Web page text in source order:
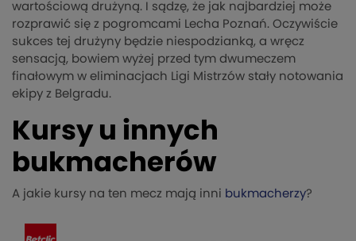
wartościową drużyną. I sądzę, że jak najbardziej może
rozprawić się z pogromcami Lecha Poznań. Oczywiście
sukces tej drużyny będzie niespodzianką, a wręcz
sensacją, bowiem wyżej przed tym dwumeczem
finałowym w eliminacjach Ligi Mistrzów stały notowania
ekipy z Belgradu.
Kursy u innych
bukmacherów
A jakie kursy na ten mecz mają inni bukmacherzy?